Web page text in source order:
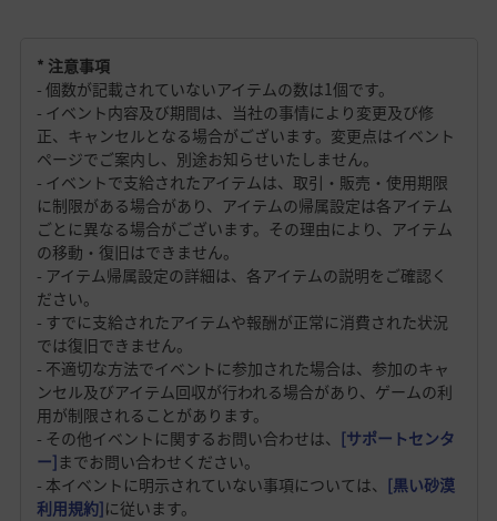
* 注意事項
- 個数が記載されていないアイテムの数は1個です。
- イベント内容及び期間は、当社の事情により変更及び修
正、キャンセルとなる場合がございます。変更点はイベント
ページでご案内し、別途お知らせいたしません。
- イベントで支給されたアイテムは、取引・販売・使用期限
に制限がある場合があり、アイテムの帰属設定は各アイテム
ごとに異なる場合がございます。その理由により、アイテム
の移動・復旧はできません。
- アイテム帰属設定の詳細は、各アイテムの説明をご確認く
ださい。
- すでに支給されたアイテムや報酬が正常に消費された状況
では復旧できません。
- 不適切な方法でイベントに参加された場合は、参加のキャ
ンセル及びアイテム回収が行われる場合があり、ゲームの利
用が制限されることがあります。
- その他イベントに関するお問い合わせは、 [サポートセンタ
ー] までお問い合わせください。
- 本イベントに明示されていない事項については、 [黒い砂漠
利用規約]に従います。